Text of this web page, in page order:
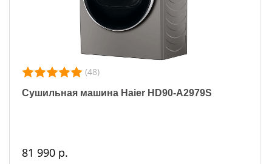
(48)
Сушильная машина Haier HD90-A2979S
81 990 р.